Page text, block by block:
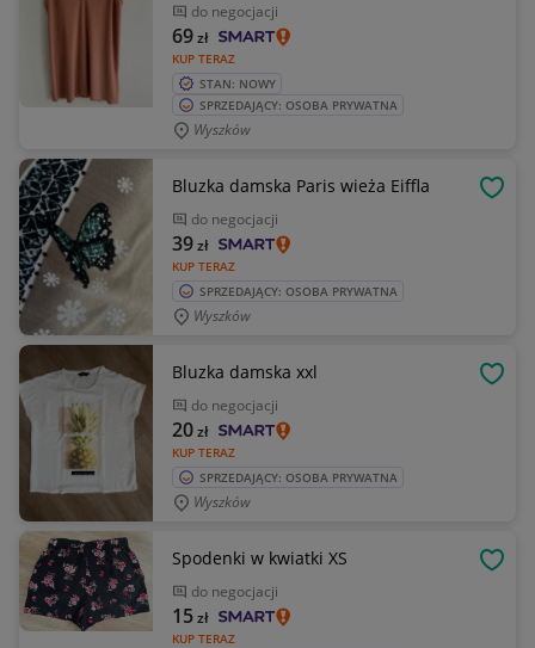
do negocjacji
KUP TERAZ
69zł
STAN: NOWY
SPRZEDAJĄCY: OSOBA PRYWATNA
Wyszków
Bluzka damska Paris wieża Eiffla
do negocjacji
KUP TERAZ
39zł
SPRZEDAJĄCY: OSOBA PRYWATNA
Wyszków
Bluzka damska xxl
do negocjacji
KUP TERAZ
20zł
SPRZEDAJĄCY: OSOBA PRYWATNA
Wyszków
Spodenki w kwiatki XS
do negocjacji
KUP TERAZ
15zł